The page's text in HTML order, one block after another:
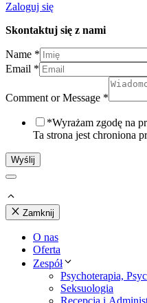
Zaloguj się
Skontaktuj się z nami
Name *
Email *
Comment or Message *
*Wyrażam zgodę na
Ta strona jest chroniona
Wyślij
Zamknij
O nas
Oferta
Zespół
Psychoterapia,
Seksuologia
Recepcja i